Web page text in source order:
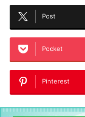
Post
Pocket
Pinterest